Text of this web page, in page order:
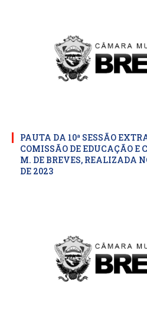
PAUTA DA 10ª SESSÃO
COMISSÃO DE EDUCAÇÃO
M. DE BREVES, REALIZADA
DE 2023